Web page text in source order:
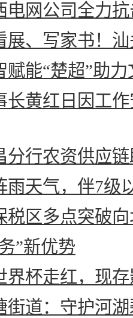
电网公司全力
展、写家书！
赋能“楚超”助
长黄红日因工
分行农资供应
雨天气，伴7级
税区多点突破
”新优势
界杯走红，现
街道：守护河